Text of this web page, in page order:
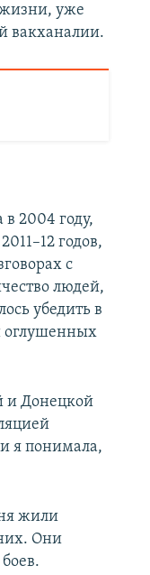
жизни, уже
вакханалии.
2004 году,
годов,
с
людей,
убедить в
оглушенных
и Донецкой
я понимала,
жили
Они